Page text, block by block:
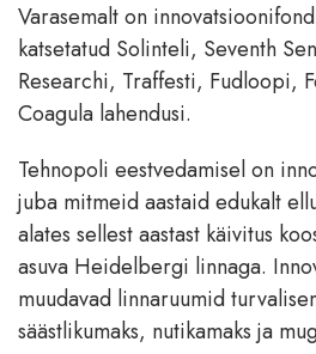
Varasemalt on
katsetatud Solinteli, Seventh
Researchi, Traffesti, Fudloopi,
Coagula lahendusi.
Tehnopoli eestvedamisel on
juba mitmeid aastaid edukalt
alates sellest aastast käivitus
asuva Heidelbergi linnaga.
muudavad linnaruumid
säästlikumaks, nutikamaks ja